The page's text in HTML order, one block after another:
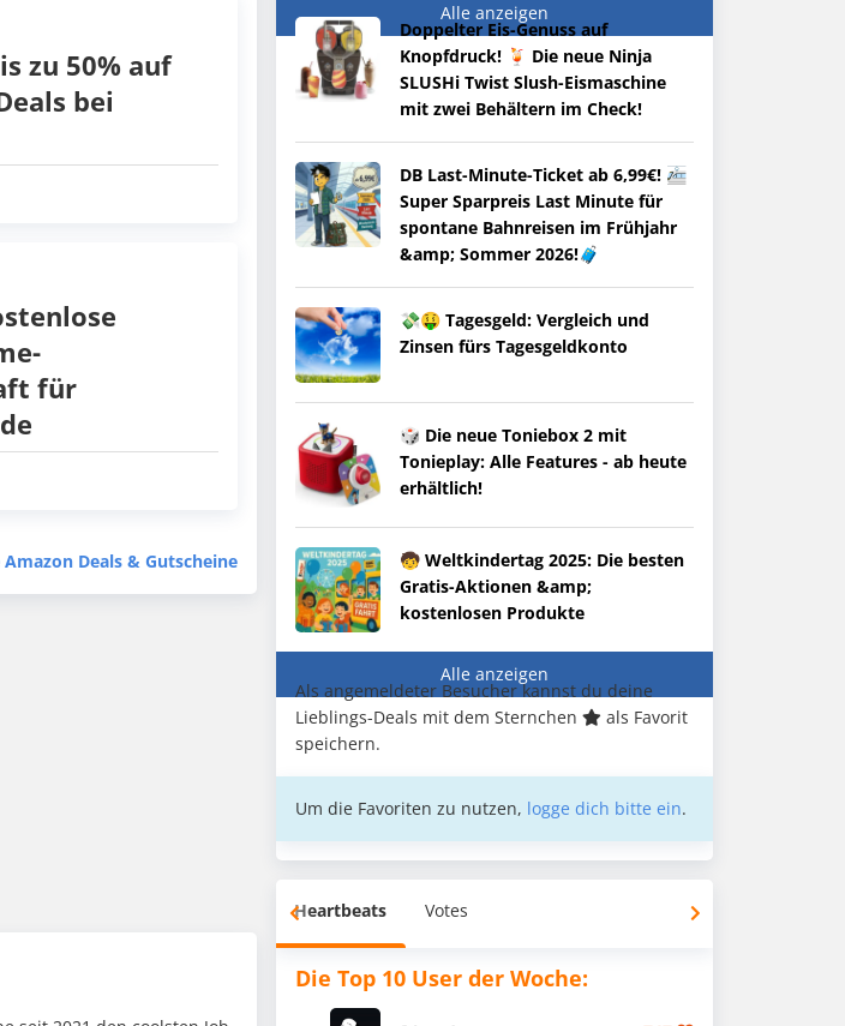
zu 50% auf
bei
für
Deals & Gutscheine
Alle anzeigen
Doppelter Eis-Genuss auf
Knopfdruck! 🍹 Die neue Ninja
SLUSHi Twist Slush-Eismaschine
mit zwei Behältern im Check!
DB Last-Minute-Ticket ab 6,99€! 🚈
Super Sparpreis Last Minute für
spontane Bahnreisen im Frühjahr
&amp; Sommer 2026!🧳
💸🤑 Tagesgeld: Vergleich und
Zinsen fürs Tagesgeldkonto
🎲 Die neue Toniebox 2 mit
Tonieplay: Alle Features - ab heute
erhältlich!
🧒 Weltkindertag 2025: Die besten
Gratis-Aktionen &amp;
kostenlosen Produkte
Alle anzeigen
Als angemeldeter Besucher kannst du deine
Lieblings-Deals mit dem Sternchen
als Favorit
speichern.
Um die Favoriten zu nutzen, logge dich bitte ein.
Heartbeats Votes
Die Top 10 User der Woche: